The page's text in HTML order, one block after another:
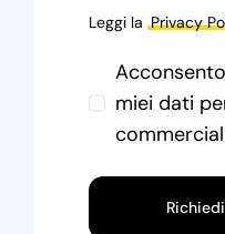
Leggi la Privacy
miei dati